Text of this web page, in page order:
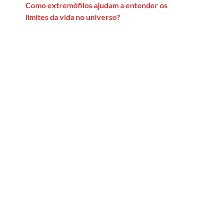
Como extremófilos ajudam a entender os
limites da vida no universo?